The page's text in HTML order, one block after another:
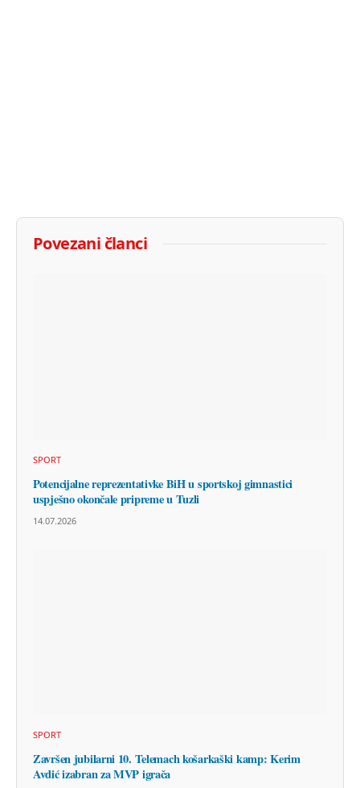
Povezani članci
SPORT
Potencijalne reprezentativke BiH u sportskoj gimnastici
uspješno okončale pripreme u Tuzli
14.07.2026
SPORT
Završen jubilarni 10. Telemach košarkaški kamp: Kerim
Avdić izabran za MVP igrača